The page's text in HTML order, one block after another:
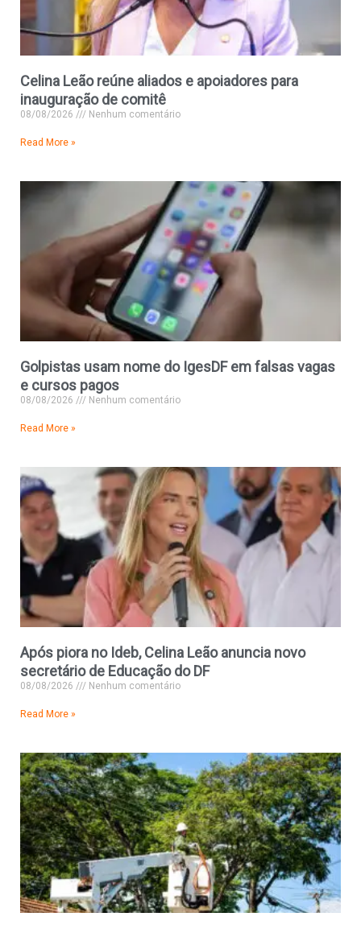
Celina Leão reúne aliados e apoiadores para
inauguração de comitê
08/08/2026 Nenhum comentário
Read More »
Golpistas usam nome do IgesDF em falsas vagas
e cursos pagos
08/08/2026 Nenhum comentário
Read More »
Após piora no Ideb, Celina Leão anuncia novo
secretário de Educação do DF
08/08/2026 Nenhum comentário
Read More »